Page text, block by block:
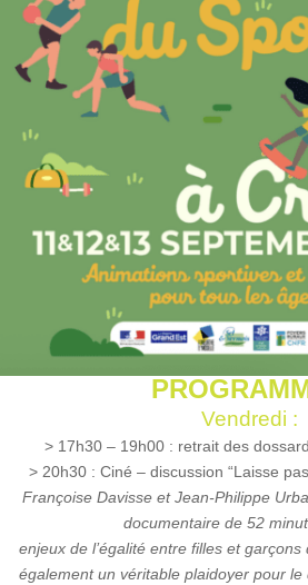
Vendredi :
> 17h30 – 19h00 : retrait des
> 20h30 : Ciné – discussion “Laisse
Françoise Davisse et Jean-Philippe
documentaire de 52
enjeux de l’égalité entre filles et garçons
également un véritable plaidoyer pour le